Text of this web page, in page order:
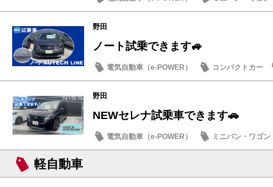
試乗車・展示車
野田
ノート試乗できます🚙
電気自動車（e-POWER） コンパクトカー
野田
NEWセレナ試乗車できます🚗
電気自動車（e-POWER） ミニバン・ワゴン
軽自動車